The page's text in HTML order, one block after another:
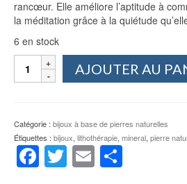
rancœur. Elle améliore l’aptitude à
la méditation grâce à la quiétude
6 en stock
quantité
AJOUTER AU
Catégorie : bijoux à base de pierres naturelles
Étiquettes : bijoux, lithothérapie, mineral, pierre
Facebook
Twitter
Email